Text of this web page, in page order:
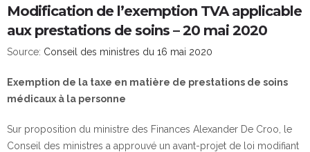
Modification de l’exemption TVA applicable
aux prestations de soins – 20 mai 2020
Source: Conseil des ministres du 16 mai 2020
Exemption de la taxe en matière de prestations de soins
médicaux à la personne
Sur proposition du ministre des Finances Alexander De Croo, le
Conseil des ministres a approuvé un avant-projet de loi modifiant